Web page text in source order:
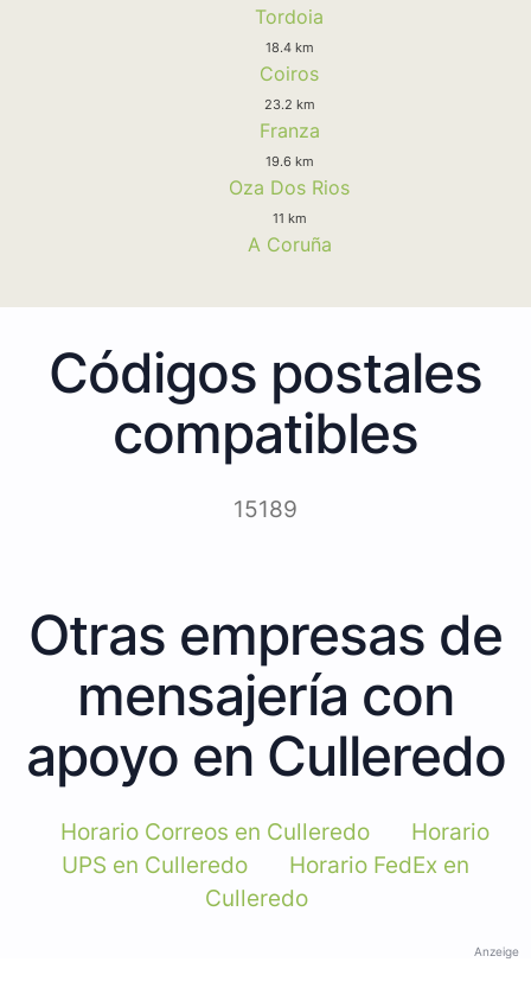
Tordoia
18.4 km
Coiros
23.2 km
Franza
19.6 km
Oza Dos Rios
11 km
A Coruña
Códigos postales
compatibles
15189
Otras empresas de
mensajería con
apoyo en Culleredo
Horario Correos en Culleredo
Horario
UPS en Culleredo
Horario FedEx en
Culleredo
Anzeige